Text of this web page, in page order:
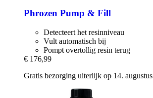
Phrozen Pump & Fill
Detecteert het resinniveau
Vult automatisch bij
Pompt overtollig resin terug
€ 176,99
Gratis bezorging uiterlijk op 14. augustus